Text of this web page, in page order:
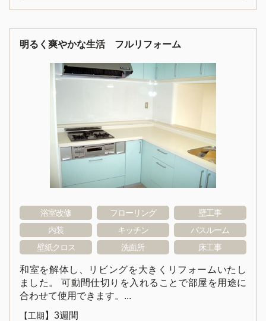
明るく爽やかな生活 フルリフォーム
浴室改修 フローリング
壁工事
内装
キッチン
バスルーム
壁紙クロス
洗面所 床工事
和室を解体し、リビングを大きくリフォームいたし
ました。 可動間仕切りを入れることで部屋を用途に
合わせて使用できます。...
【工期 】 3週間